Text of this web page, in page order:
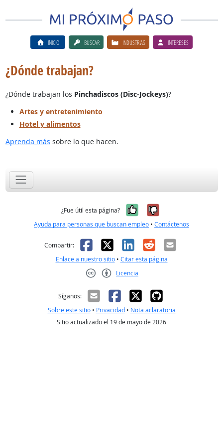
INICIO BUSCAR INDUSTRIAS INTERESES
¿Dónde trabajan?
¿Dónde trabajan los Pinchadiscos (Disc-Jockeys)?
Artes y entretenimiento
Hotel y alimentos
Aprenda más sobre lo que hacen.
¿Fue útil esta página? Sí, fue útil
No, no fue
Ayuda para personas que buscan empleo • Contáctenos
Compartir: Facebook
X LinkedIn
RedditCorreo
Enlace a nuestro sitio• Citar esta página
Licencia
Síganos:
Sobre este sitio• Privacidad• Nota aclaratoria
Sitio actualizado el 19 de mayo de 2026